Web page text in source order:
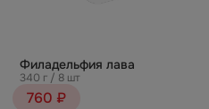
Филадельфия лава
340 г / 8 шт
760 ₽